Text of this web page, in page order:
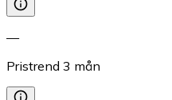
—
Pristrend 3 mån